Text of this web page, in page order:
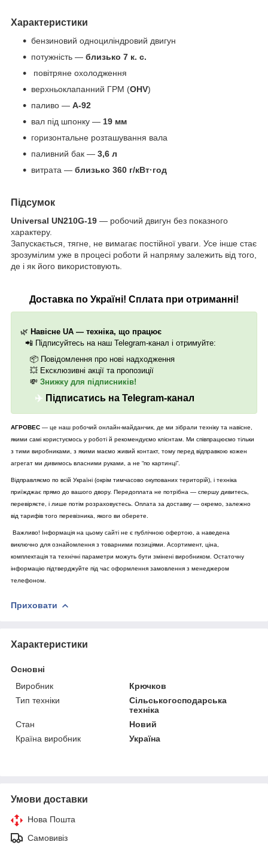
Характеристики
бензиновий одноциліндровий двигун
потужність — близько 7 к. с.
повітряне охолодження
верхньоклапанний ГРМ (OHV)
паливо — А-92
вал під шпонку — 19 мм
горизонтальне розташування вала
паливний бак — 3,6 л
витрата — близько 360 г/кВт·год
Підсумок
Universal UN210G-19 — робочий двигун без показного
характеру.
Запускається, тягне, не вимагає постійної уваги. Усе інше стає
зрозумілим уже в процесі роботи й напряму залежить від того,
де і як його використовують.
Доставка по Україні! Сплата при отриманні!
🌿 Навісне UA — техніка, що працює
📲 Підписуйтесь на наш Telegram-канал і отримуйте:
📦 Повідомлення про нові надходження
💥 Ексклюзивні акції та пропозиції
💸 Знижку для підписників!
✈️ Підписатись на Telegram-канал
АГРОВЕС — це наш робочий онлайн-майданчик, де ми зібрали техніку та навісне,
якими самі користуємось у роботі й рекомендуємо клієнтам. Ми співпрацюємо тільки
з тими виробниками, з якими маємо живий контакт, тому перед відправкою кожен
агрегат ми дивимось власними руками, а не “по картинці”.
Відправляємо по всій Україні (окрім тимчасово окупованих територій), і техніка
приїжджає прямо до вашого двору. Передоплата не потрібна — спершу дивитесь,
перевіряєте, і лише потім розраховуєтесь. Оплата за доставку — окремо, залежно
від тарифів того перевізника, якого ви оберете.
Важливо! Інформація на цьому сайті не є публічною офертою, а наведена
виключно для ознайомлення з товарними позиціями. Асортимент, ціна,
комплектація та технічні параметри можуть бути змінені виробником. Остаточну
інформацію підтверджуйте під час оформлення замовлення з менеджером
телефоном.
Приховати
Характеристики
Основні
Виробник
Крючков
Тип техніки
Сільськогосподарська
техніка
Стан
Новий
Країна виробник
Україна
Умови доставки
Нова Пошта
Самовивіз